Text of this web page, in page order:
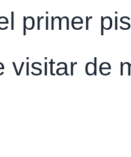
primer
visitar de